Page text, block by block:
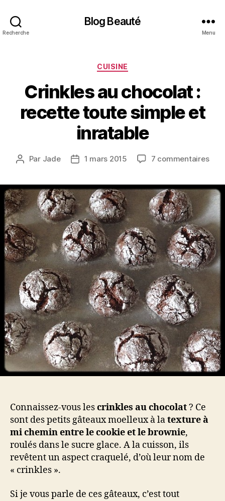
Recherche
Blog Beauté
Menu
Catégories
CUISINE
Crinkles au chocolat :
recette toute simple et
inratable
Auteur
Par Jade
Date1 mars 2015 7 commentairessur
et
Connaissez-vous lescrinkles au chocolat? Ce
sont des petits gâteaux moelleux à latexture à
mi chemin entre le cookie et le brownie,
roulés dans le sucre glace. A la cuisson, ils
revêtent un aspect craquelé, d’où leur nom de
« crinkles ».
Si je vous parle de ces gâteaux, c’est tout